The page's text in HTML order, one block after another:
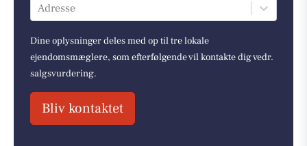
Adresse
Dine oplysninger deles med op til tre lokale
ejendomsmæglere, som efterfølgende vil kontakte dig vedr.
salgsvurdering.
Bliv kontaktet